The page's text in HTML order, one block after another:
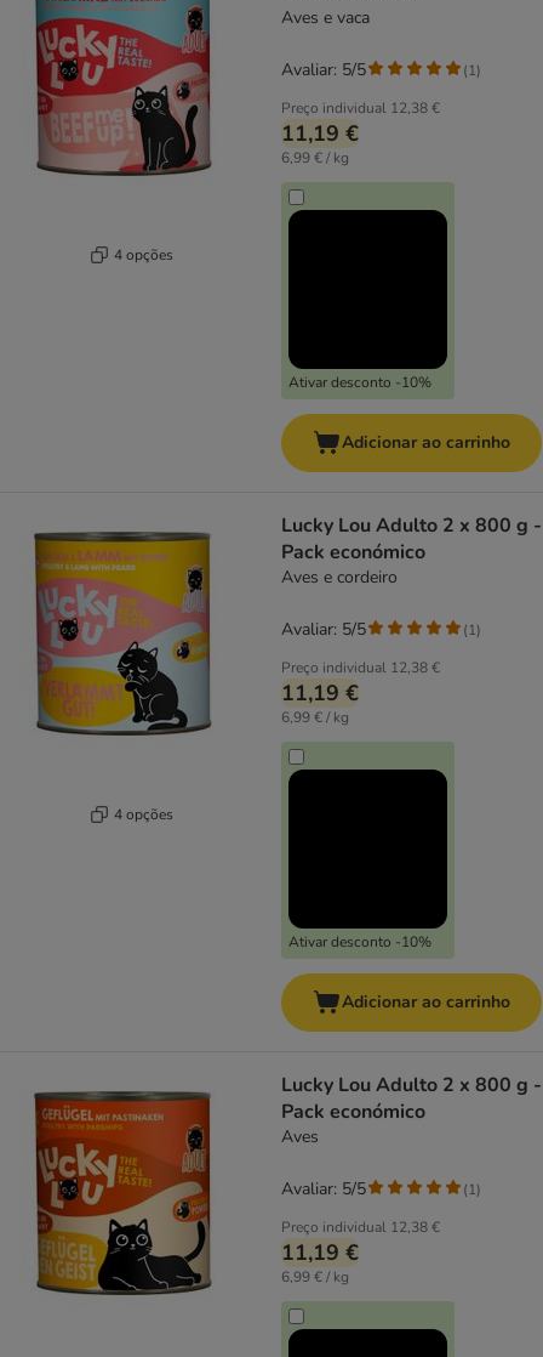
4 opções
Aves e vaca
Preço individual 12,38 €
11,19 €
6,99 € / kg
Ativar desconto -10%
Avaliar: 5/5 (1)
Adicionar ao carrinho
4 opções
Lucky Lou Adulto 2 x 800 g -
Pack económico
Aves e cordeiro
Preço individual 12,38 €
11,19 €
6,99 € / kg
Ativar desconto -10%
Avaliar: 5/5 (1)
Adicionar ao carrinho
Lucky Lou Adulto 2 x 800 g -
Pack económico
Aves
Preço individual 12,38 €
11,19 €
6,99 € / kg
Avaliar: 5/5 (1)